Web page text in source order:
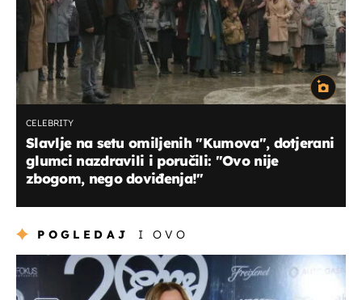
CELEBRITY
Slavlje na setu omiljenih "Kumova", dotjerani
glumci nazdravili i poručili: "Ovo nije
zbogom, nego doviđenja!"
POGLEDAJ I OVO